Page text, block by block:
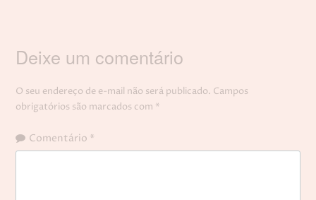
Deixe um comentário
O seu endereço de e-mail não será publicado. Campos
obrigatórios são marcados com *
Comentário *